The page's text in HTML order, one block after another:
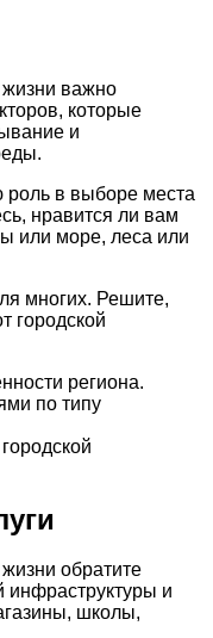
важно
которые
и
роль в выборе места
нравится ли вам
или море, леса или
многих. Решите,
городской
региона.
по типу
обратите
инфраструктуры и
школы,